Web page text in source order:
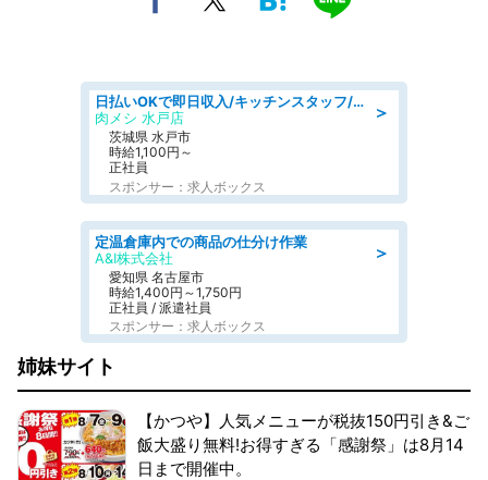
＞
日払いOKで即日収入/キッチンスタッフ/「原付免許必須」デリバリー業務など、自己成長可能な幅広い仕事に挑戦!髪型自由&ピアス・ネイルOK/茨城県/水戸市
肉メシ 水戸店
茨城県 水戸市
時給1,100円～
正社員
スポンサー：求人ボックス
＞
定温倉庫内での商品の仕分け作業
A&I株式会社
愛知県 名古屋市
時給1,400円～1,750円
正社員 / 派遣社員
スポンサー：求人ボックス
姉妹サイト
【かつや】人気メニューが税抜150円引き&ご
飯大盛り無料!お得すぎる「感謝祭」は8月14
日まで開催中。